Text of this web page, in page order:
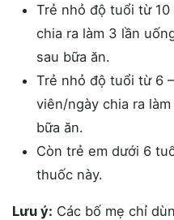
Trẻ nhỏ độ tuổi từ 10
chia ra làm 3 lần
sau bữa ăn.
Trẻ nhỏ độ tuổi từ 6
viên/ngày chia ra
bữa ăn.
Còn trẻ em dưới 6
thuốc này.
Lưu ý: Các bố mẹ chỉ